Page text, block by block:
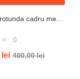
0
lei 400,00lei